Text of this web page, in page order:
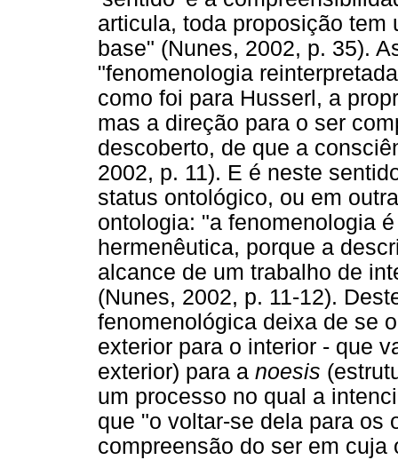
articula, toda proposição tem
base" (Nunes, 2002, p. 35).
"fenomenologia
como foi para Husserl, a
mas a direção para o ser
descoberto, de que a
2002, p. 11). E é neste
status ontológico, ou em
ontologia: "a fenomenologia
hermenêutica, porque a
alcance de um trabalho de
(Nunes, 2002, p. 11-12).
fenomenológica deixa de se
exterior para o interior - que
exterior) para a noesis
um processo no qual a
que "o voltar-se dela para os
compreensão do ser em